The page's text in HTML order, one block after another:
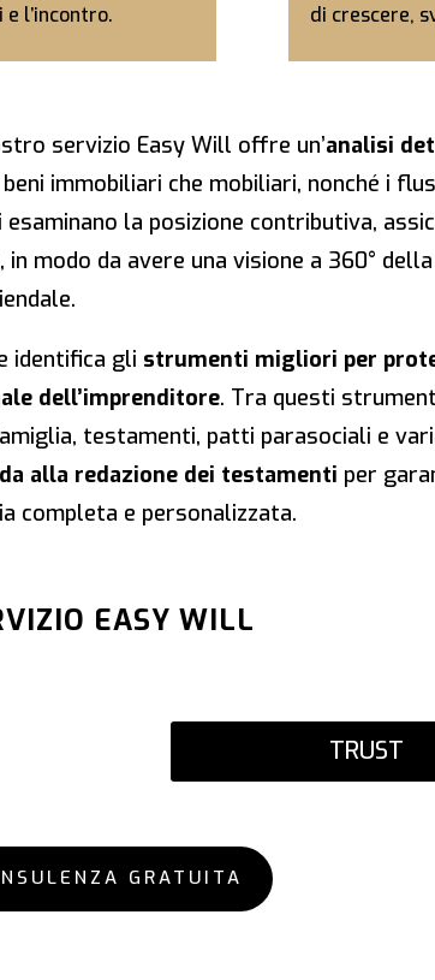
e l’incontro.
di crescere,
servizio Easy Will offre un’analisi
immobiliari che mobiliari, nonché i
la posizione contributiva,
modo da avere una visione a 360°
identifica gli strumenti migliori per
dell’imprenditore. Tra questi
testamenti, patti parasociali e
alla redazione dei testamenti per
completa e personalizzata.
EASY WILL
TRUST
GRATUITA